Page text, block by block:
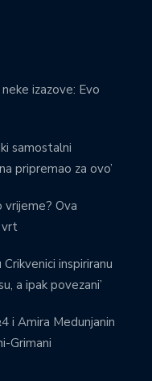
izazove: Evo
samostalni
pripremao za ovo’
Ova
vrt
inspiriranu
a ipak povezani’
i Amira Medunjanin
Grimani